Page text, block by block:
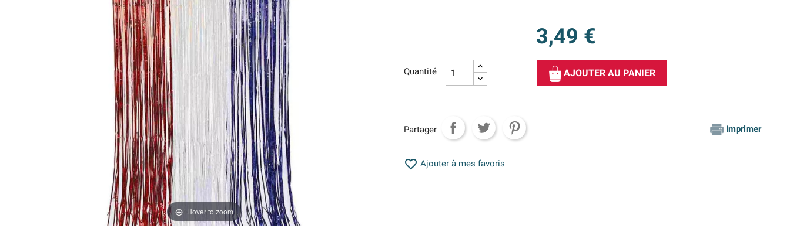
Hover to zoom
3,49 €
Quantité AJOUTER AU PANIER
Partager Imprimer
 Ajouter à mes favoris